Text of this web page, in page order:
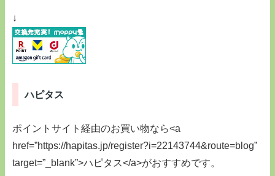
↓
ハピタス
ポイントサイト経由のお買い物なら<a
href=”https://hapitas.jp/register?i=22143744&route=blog”
target=”_blank”>ハピタス</a>がおすすめです。